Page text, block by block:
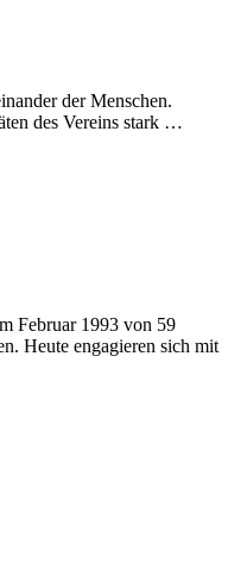
der Menschen.
des Vereins stark …
Februar 1993 von 59
Heute engagieren sich mit